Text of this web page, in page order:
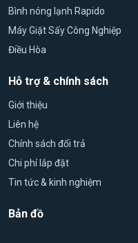
Bình nóng lạnh Rapido
Máy Giặt Sấy Công Nghiệp
Điều Hòa
Hỗ trợ & chính sách
Giới thiệu
Liên hệ
Chính sách đổi trả
Chi phí lắp đặt
Tin tức & kinh nghiệm
Bản đồ